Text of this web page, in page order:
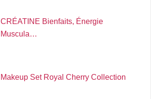
CRÉATINE Bienfaits, Énergie
Muscula…
Makeup Set Royal Cherry Collection